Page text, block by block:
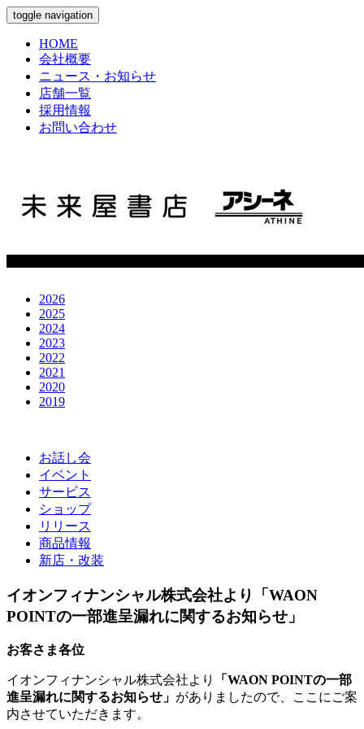
toggle navigation
HOME
会社概要
ニュース・お知らせ
店舗一覧
採用情報
お問い合わせ
2026
2025
2024
2023
2022
2021
2020
2019
お話し会
イベント
サービス
ショップ
リリース
商品情報
新店・改装
イオンフィナンシャル株式会社より「WAON
POINTの一部進呈漏れに関するお知らせ」
お客さま各位
イオンフィナンシャル株式会社より
「WAON POINTの一部
進呈漏れに関するお知らせ」 がありましたので、ここにご案
内させていただきます。